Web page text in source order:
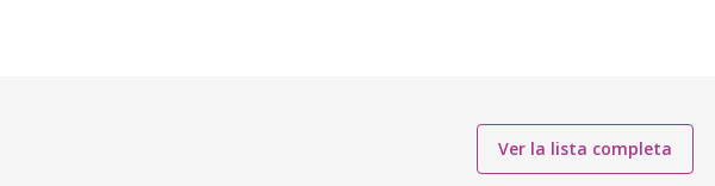
Ver la lista completa